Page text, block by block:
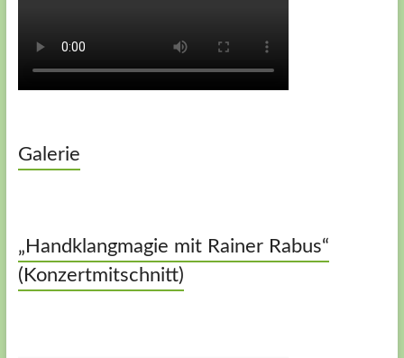
Galerie
„Handklangmagie mit Rainer Rabus“
(Konzertmitschnitt)